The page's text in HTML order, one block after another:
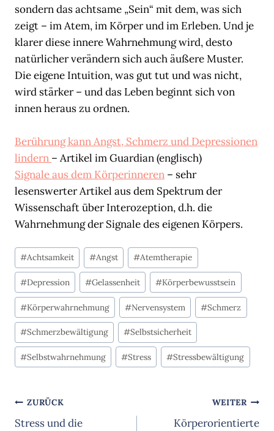
sondern das achtsame „Sein“ mit dem, was sich
zeigt – im Atem, im Körper und im Erleben. Und je
klarer diese innere Wahrnehmung wird, desto
natürlicher verändern sich auch äußere Muster.
Die eigene Intuition, was gut tut und was nicht,
wird stärker – und das Leben beginnt sich von
innen heraus zu ordnen.
Berührung kann Angst, Schmerz und Depressionen
lindern – Artikel im Guardian (englisch)
Signale aus dem Körperinneren – sehr
lesenswerter Artikel aus dem Spektrum der
Wissenschaft über Interozeption, d.h. die
Wahrnehmung der Signale des eigenen Körpers.
Schlagworte:
#Achtsamkeit #Angst #Atemtherapie
#Depression #Gelassenheit #Körperbewusstsein
#Körperwahrnehmung #Nervensystem #Schmerz
#Schmerzbewältigung #Selbstsicherheit
#Selbstwahrnehmung #Stress #Stressbewältigung
Beitragsnavigation
ZURÜCK
Stress und die
WEITER
Körperorientierte